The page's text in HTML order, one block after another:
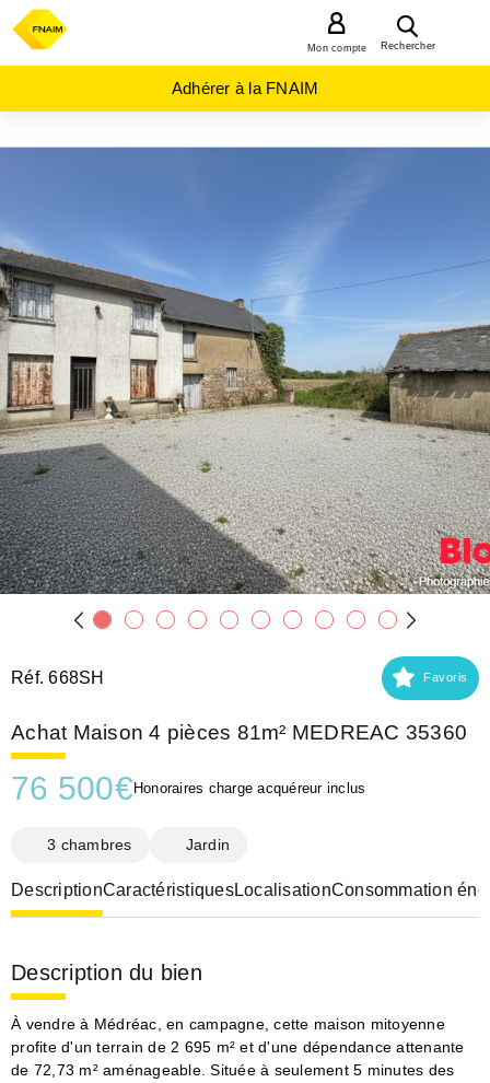
Rechercher
Mon compte
Adhérer à la FNAIM
ET-
VILAINE
(35)
MEDREAC
(35360)
Réf. 668SH Favoris
Achat Maison 4 pièces 81m² MEDREAC 35360
76 500€ Honoraires charge acquéreur inclus
3 chambres Jardin
DescriptionCaractéristiquesLocalisationConsommation
Description du bien
À vendre à Médréac, en campagne, cette maison mitoyenne
profite d'un terrain de 2 695 m² et d'une dépendance attenante
de 72,73 m² aménageable. Située à seulement 5 minutes des